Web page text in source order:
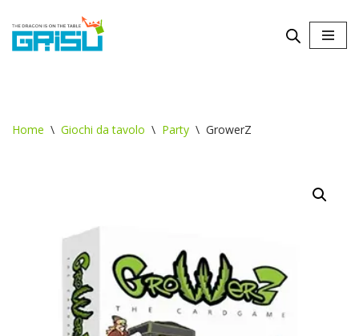
Vai
Home \ Giochi da tavolo \ Party \ GrowerZ